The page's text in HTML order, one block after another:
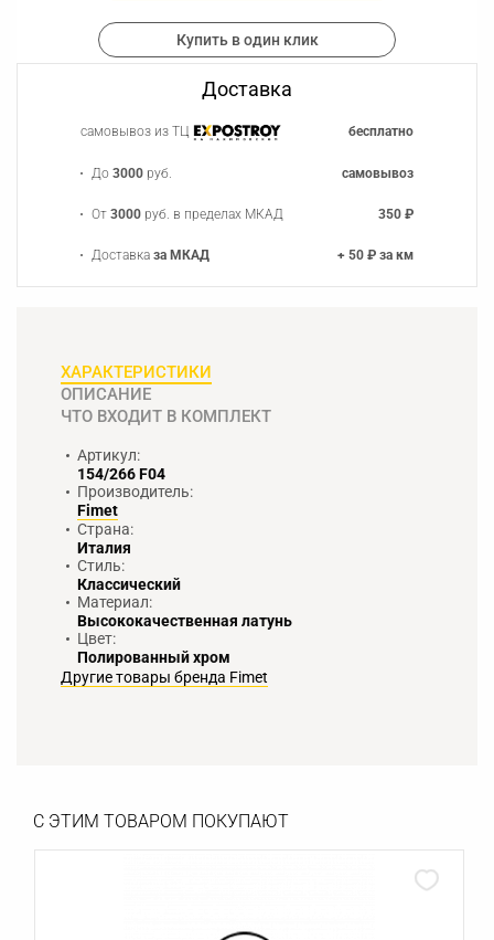
Купить в один клик
Доставка
самовывоз из ТЦ бесплатно
До3000 руб. самовывоз
От3000 руб. в пределах МКАД 350 ₽
Доставказа МКАД + 50 ₽ за км
ХАРАКТЕРИСТИКИ
ОПИСАНИЕ
ЧТО ВХОДИТ В КОМПЛЕКТ
Артикул:
154/266 F04
Производитель:
Fimet
Страна:
Италия
Стиль:
Классический
Материал:
Высококачественная латунь
Цвет:
Полированный хром
Другие товары бренда Fimet
С ЭТИМ ТОВАРОМ ПОКУПАЮТ